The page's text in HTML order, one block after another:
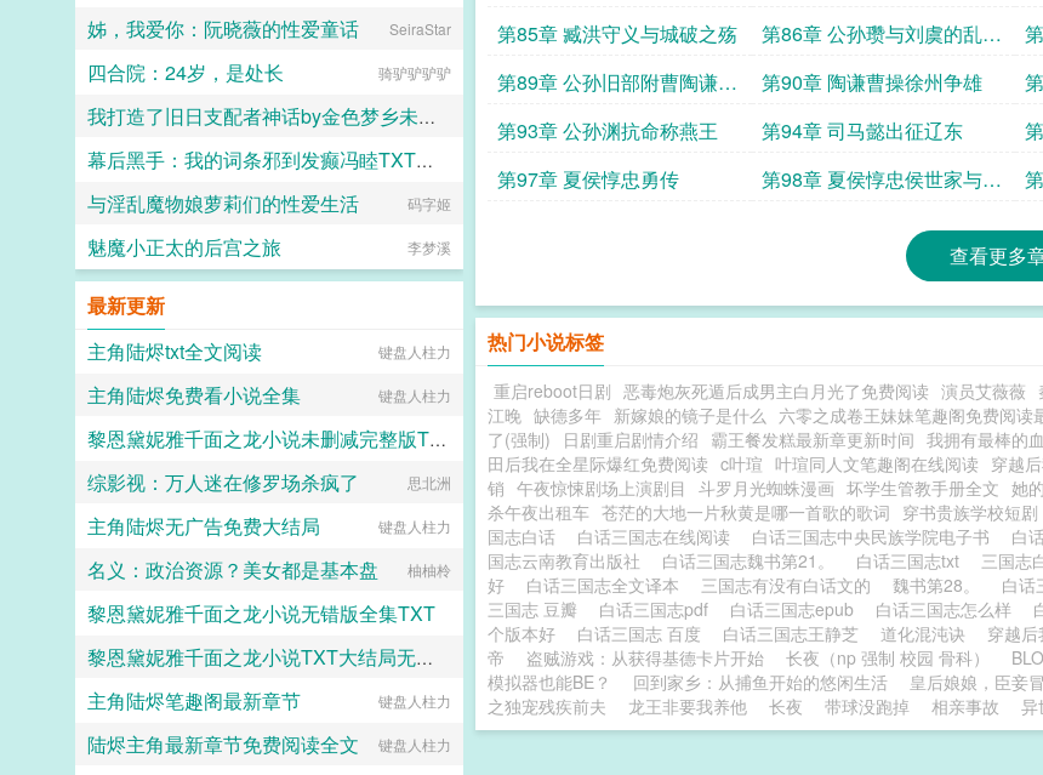
仇
第85章 臧洪守义与城破之殇
第86章 公孙瓒与刘虞的乱世
风云
决
第89章 公孙旧部附曹陶谦兴
衰之战
第90章 陶谦曹操徐州争雄
第93章 公孙渊抗命称燕王
第94章 司马懿出征辽东
第97章 夏侯惇忠勇传
第98章 夏侯惇忠侯世家与韩
查看更多
热门小说标签
重启reboot日剧 恶毒炮灰死遁后成男主白月光了免费阅读 演员艾薇薇
江晚 缺德多年 新嫁娘的镜子是什么 六零之成卷王妹妹笔趣阁免费阅读
了(强制)
日剧重启剧情介绍 霸王餐发糕最新章更新时间 我拥有最棒的
田后我在全星际爆红免费阅读 c叶瑄 叶瑄同人文笔趣阁在线阅读 穿越
销 午夜惊悚剧场上演剧目 斗罗月光蜘蛛漫画 坏学生管教手册全文 她
杀午夜出租车 苍茫的大地一片秋黄是哪一首歌的歌词 穿书贵族学校短剧
国志白话
白话三国志在线阅读 白话三国志中央民族学院电子书 白
国志云南教育出版社
白话三国志魏书第21。 白话三国志txt 三国志
好
白话三国志全文译本 三国志有没有白话文的 魏书第28。 白话
三国志 豆瓣
白话三国志pdf 白话三国志epub 白话三国志怎么样
个版本好
白话三国志 百度 白话三国志王静芝 道化混沌诀 穿越
帝
盗贼游戏：从获得基德卡片开始 长夜（np 强制 校园 骨科）
模拟器也能BE？
回到家乡：从捕鱼开始的悠闲生活 皇后娘娘，臣妾
之独宠残疾前夫
龙王非要我养他 长夜 带球没跑掉 相亲事故 异
姊，我爱你：阮晓薇的性爱童话 SeiraStar
四合院：24岁，是处长 骑驴驴驴驴
我打造了旧日支配者神话by金色梦乡未删减版
金色梦乡
幕后黑手：我的词条邪到发癫冯睦TXT最新列表
坟头老树
与淫乱魔物娘萝莉们的性爱生活 码字姬
魅魔小正太的后宫之旅 李梦溪
最新更新
主角陆烬txt全文阅读
键盘人柱力
主角陆烬免费看小说全集 键盘人柱力
黎恩黛妮雅千面之龙小说未删减完整版TXT
柿子鲸
综影视：万人迷在修罗场杀疯了 思北洲
主角陆烬无广告免费大结局 键盘人柱力
名义：政治资源？美女都是基本盘 柚柚柃
黎恩黛妮雅千面之龙小说无错版全集TXT
柿子鲸
黎恩黛妮雅千面之龙小说TXT大结局无弹窗
柿子鲸
主角陆烬笔趣阁最新章节 键盘人柱力
陆烬主角最新章节免费阅读全文 键盘人柱力